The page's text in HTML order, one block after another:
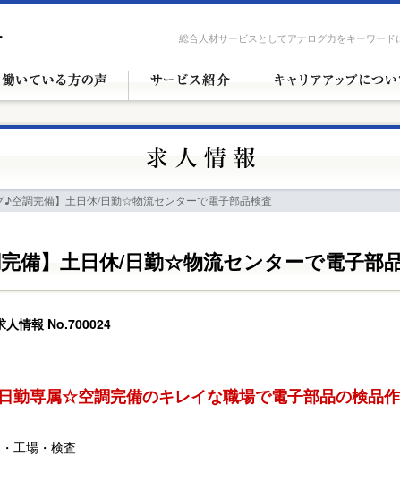
総合人材サービスとしてアナログ力をキーワード
♪空調完備】土日休/日勤☆物流センターで電子部品検査
備】土日休/日勤☆物流センターで電子部
人情報 No.700024
勤専属☆空調完備のキレイな職場で電子部品の検品
工場・検査